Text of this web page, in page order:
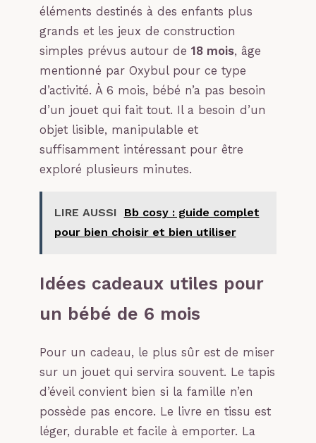
éléments destinés à des enfants plus
grands et les jeux de construction
simples prévus autour de 18 mois, âge
mentionné par Oxybul pour ce type
d’activité. À 6 mois, bébé n’a pas besoin
d’un jouet qui fait tout. Il a besoin d’un
objet lisible, manipulable et
suffisamment intéressant pour être
exploré plusieurs minutes.
LIRE AUSSI
Bb cosy : guide complet
pour bien choisir et bien utiliser
Idées cadeaux utiles pour
un bébé de 6 mois
Pour un cadeau, le plus sûr est de miser
sur un jouet qui servira souvent. Le tapis
d’éveil convient bien si la famille n’en
possède pas encore. Le livre en tissu est
léger, durable et facile à emporter. La